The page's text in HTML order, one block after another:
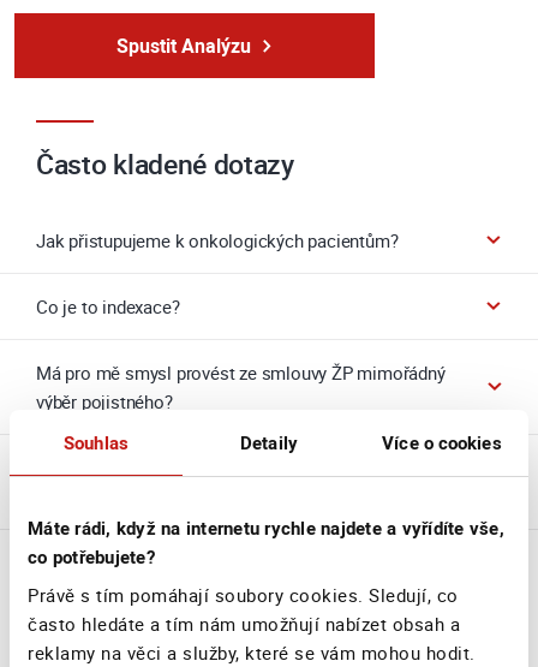
Souhlas Detaily Více o cookies
Máte rádi, když na internetu rychle najdete a vyřídíte vše,
co potřebujete?
Právě s tím pomáhají soubory cookies. Sledují, co
často hledáte a tím nám umožňují nabízet obsah a
reklamy na věci a služby, které se vám mohou hodit.
Spustit Analýzu
Často kladené dotazy
Jak přistupujeme k onkologických pacientům?
Co je to indexace?
Má pro mě smysl provést ze smlouvy ŽP mimořádný
výběr pojistného?
Neměl bych teď raději přesunout nebo posílat nové
pojistné na mé smlouvě do podílových jednotek,
které tolik nekolísají?